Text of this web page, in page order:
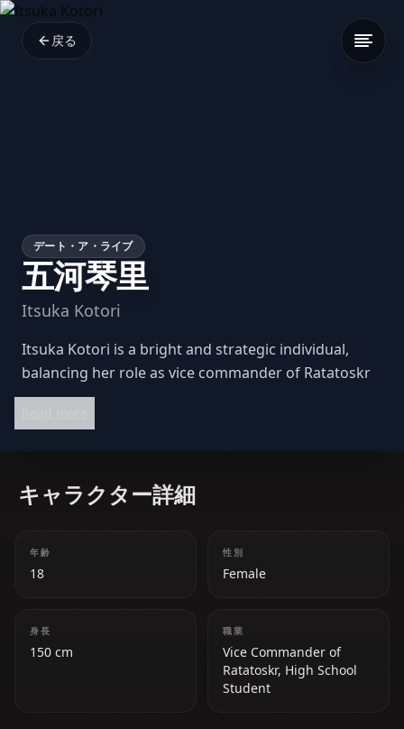
戻る
デート・ア・ライブ
五河琴里
Itsuka Kotori
Itsuka Kotori is a bright and strategic individual,
balancing her role as vice commander of Ratatoskr
and her playful, sometimes manipulative,
キャラクター詳細
年齢
18
性別
Female
身長
150 cm
職業
Vice Commander of
Ratatoskr, High School
Student